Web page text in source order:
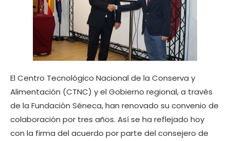
El Centro Tecnológico Nacional de la Conserva y
Alimentación (CTNC) y el Gobierno regional, a través
de la Fundación Séneca, han renovado su convenio de
colaboración por tres años. Así se ha reflejado hoy
con la firma del acuerdo por parte del consejero de